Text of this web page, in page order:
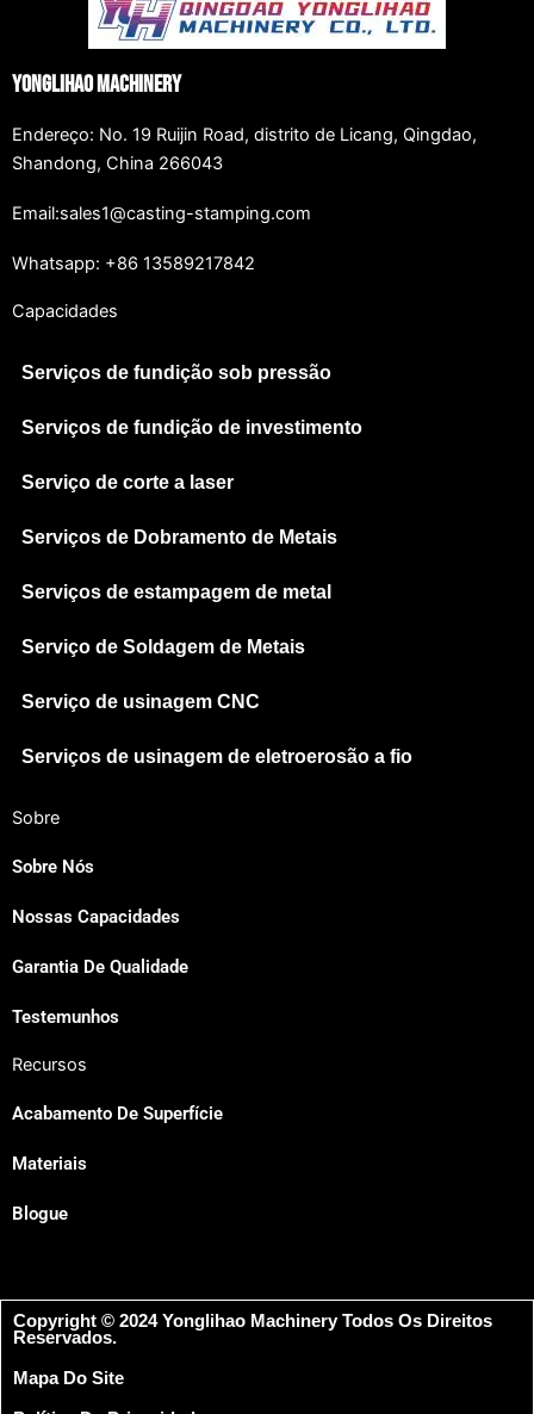
Yonglihao Machinery
Endereço: No. 19 Ruijin Road, distrito de Licang, Qingdao,
Shandong, China 266043
Email:sales1@casting-stamping.com
Whatsapp: +86 13589217842
Capacidades
Serviços de fundição sob pressão
Serviços de fundição de investimento
Serviço de corte a laser
Serviços de Dobramento de Metais
Serviços de estampagem de metal
Serviço de Soldagem de Metais
Serviço de usinagem CNC
Serviços de usinagem de eletroerosão a fio
Sobre
Sobre Nós
Nossas Capacidades
Garantia De Qualidade
Testemunhos
Recursos
Acabamento De Superfície
Materiais
Blogue
Copyright © 2024 Yonglihao Machinery Todos Os Direitos
Reservados.
Mapa Do Site